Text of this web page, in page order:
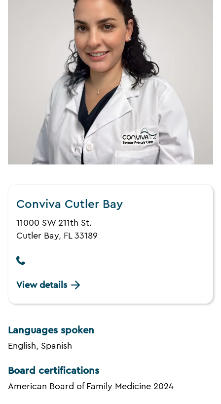
Conviva Cutler Bay
11000 SW 211th St.
Cutler Bay, FL 33189
View details
Languages spoken
English, Spanish
Board certifications
American Board of Family Medicine 2024